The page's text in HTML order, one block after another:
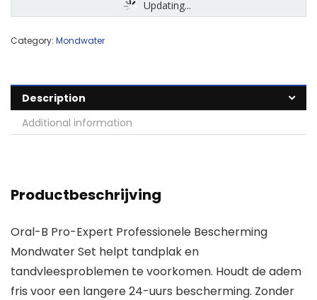
Updating...
Category: Mondwater
Description
Additional information
Productbeschrijving
Oral-B Pro-Expert Professionele Bescherming
Mondwater Set helpt tandplak en
tandvleesproblemen te voorkomen. Houdt de adem
fris voor een langere 24-uurs bescherming. Zonder